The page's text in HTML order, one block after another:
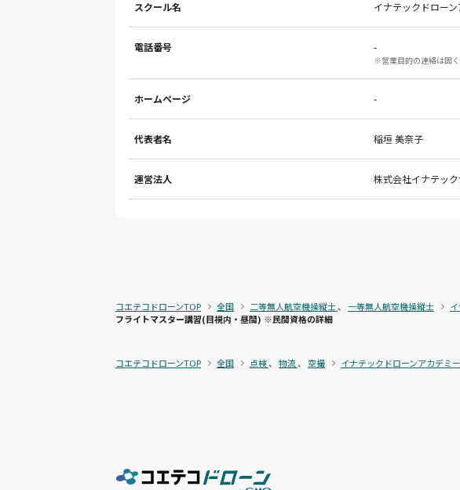
スクール名 イナテックドロー
電話番号 -
※営業目的の連絡は固
ホームページ -
代表者名 稲垣 美奈子
運営法人 株式会社イナテッ
コエテコドローンTOP 全国 二等無人航空機操縦士、 一等無人航空機操縦士
フライトマスター講習(目視内・昼間) ※民間資格の詳細
コエテコドローンTOP 全国 点検、 物流、 空撮 イナテックドローンアカデミー